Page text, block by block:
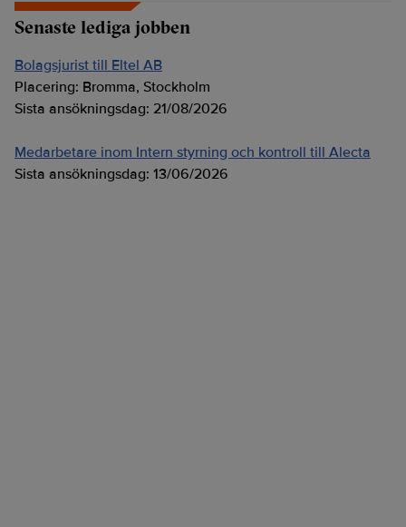
Senaste lediga jobben
Bolagsjurist till Eltel AB
Placering: Bromma, Stockholm
Sista ansökningsdag: 21/08/2026
Medarbetare inom Intern styrning och kontroll till Alecta
Sista ansökningsdag: 13/06/2026